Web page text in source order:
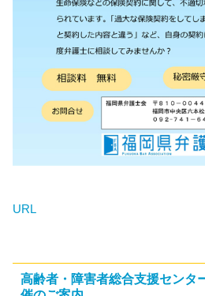
URL
高齢者・障害者総合支援センタ